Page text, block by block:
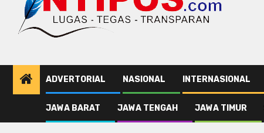
ADVERTORIAL NASIONAL INTERNASIONAL
JAWA BARAT JAWA TENGAH JAWA TIMUR